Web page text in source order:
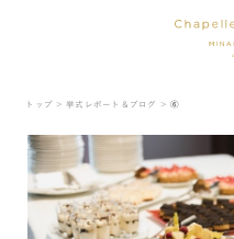
トップ ＞ 挙式レポート＆ブログ ＞ ⑥